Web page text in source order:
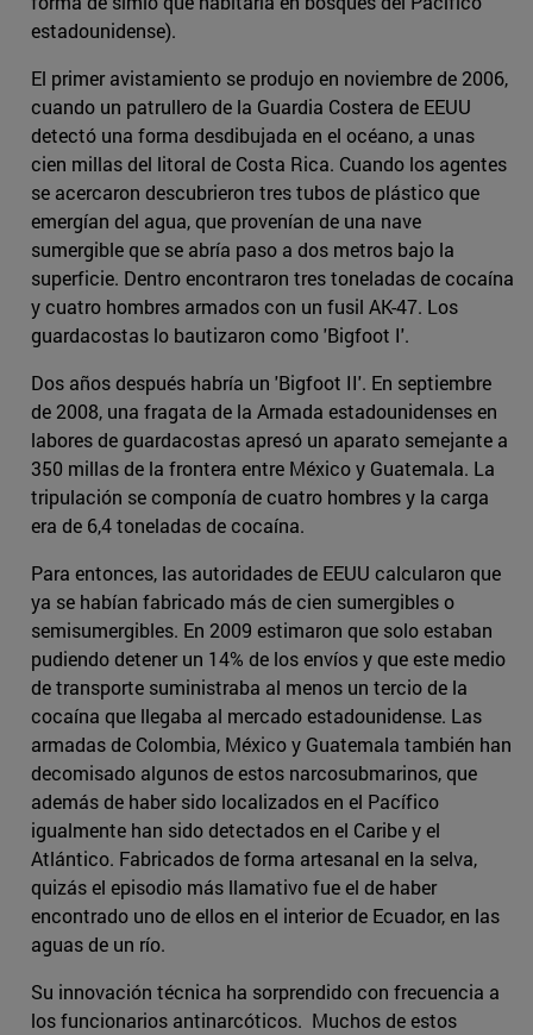
estadounidense).
El primer avistamiento se produjo en noviembre de 2006,
cuando un patrullero de la Guardia Costera de EEUU
detectó una forma desdibujada en el océano, a unas
cien millas del litoral de Costa Rica. Cuando los agentes
se acercaron descubrieron tres tubos de plástico que
emergían del agua, que provenían de una nave
sumergible que se abría paso a dos metros bajo la
superficie. Dentro encontraron tres toneladas de cocaína
y cuatro hombres armados con un fusil AK-47. Los
guardacostas lo bautizaron como 'Bigfoot I'.
Dos años después habría un 'Bigfoot II'. En septiembre
de 2008, una fragata de la Armada estadounidenses en
labores de guardacostas apresó un aparato semejante a
350 millas de la frontera entre México y Guatemala. La
tripulación se componía de cuatro hombres y la carga
era de 6,4 toneladas de cocaína.
Para entonces, las autoridades de EEUU calcularon que
ya se habían fabricado más de cien sumergibles o
semisumergibles. En 2009 estimaron que solo estaban
pudiendo detener un 14% de los envíos y que este medio
de transporte suministraba al menos un tercio de la
cocaína que llegaba al mercado estadounidense. Las
armadas de Colombia, México y Guatemala también han
decomisado algunos de estos narcosubmarinos, que
además de haber sido localizados en el Pacífico
igualmente han sido detectados en el Caribe y el
Atlántico. Fabricados de forma artesanal en la selva,
quizás el episodio más llamativo fue el de haber
encontrado uno de ellos en el interior de Ecuador, en las
aguas de un río.
Su innovación técnica ha sorprendido con frecuencia a
los funcionarios antinarcóticos. Muchos de estos